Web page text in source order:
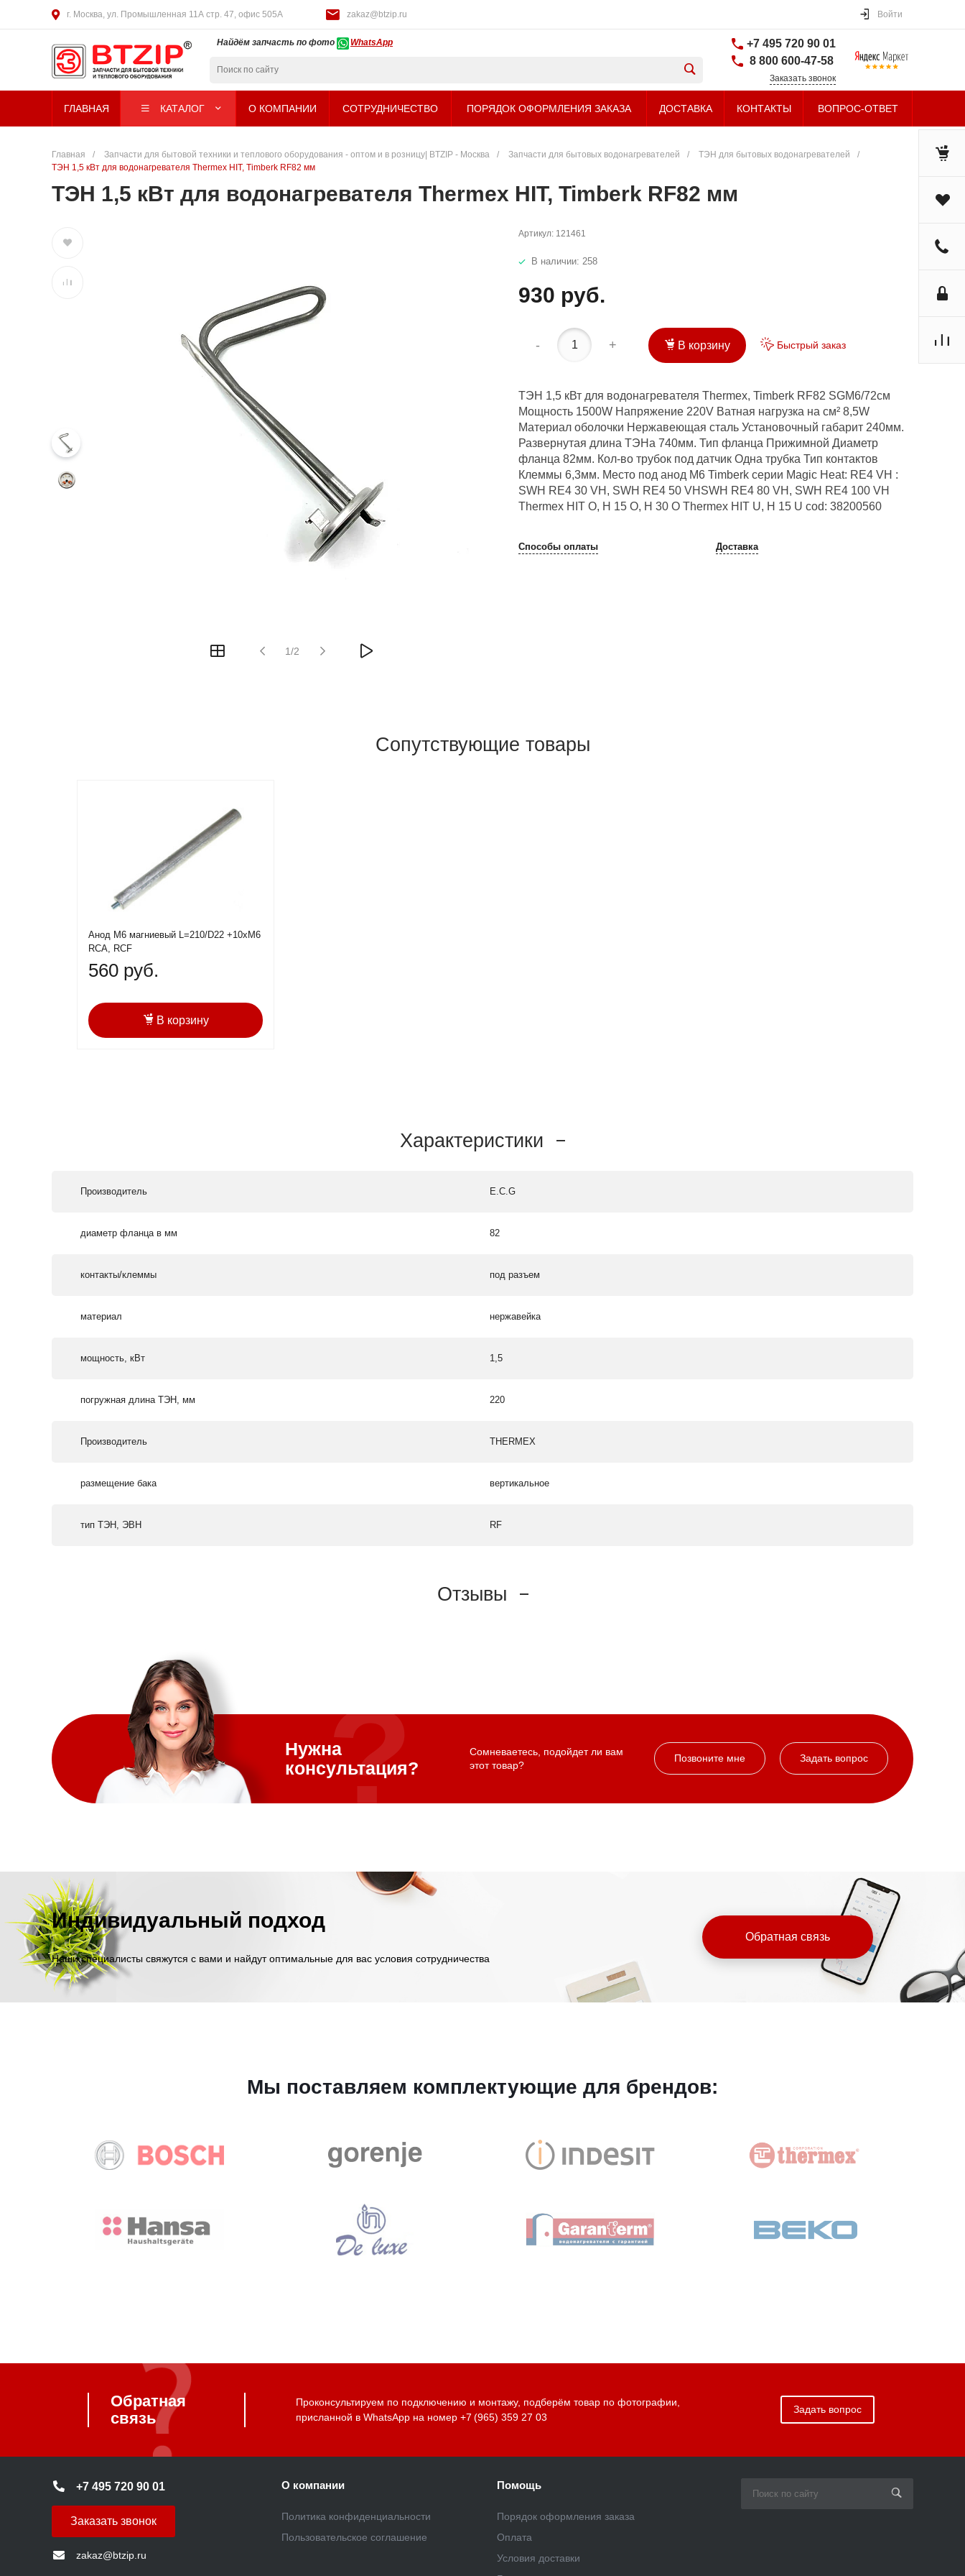
г. Москва, ул. Промышленная 11А стр. 47, офис 505А zakaz@btzip.ru Войти
Найдём запчасть по фото WhatsApp
+7 495 720 90 01
8 800 600-47-58
Заказать звонок
ГЛАВНАЯ КАТАЛОГ О КОМПАНИИ СОТРУДНИЧЕСТВО ПОРЯДОК ОФОРМЛЕНИЯ ЗАКАЗА ДОСТАВКА КОНТАКТЫ ВОПРОС-ОТВЕТ
Главная / Запчасти для бытовой техники и теплового оборудования - оптом и в розницу| BTZIP - Москва / Запчасти для бытовых водонагревателей / ТЭН для бытовых водонагревателей
/
ТЭН 1,5 кВт для водонагревателя Thermex HIT, Timberk RF82 мм
ТЭН 1,5 кВт для водонагревателя Thermex HIT, Timberk RF82 мм
1/2
Артикул: 121461
В наличии: 258
930 руб.
- + В корзину Быстрый заказ
ТЭН 1,5 кВт для водонагревателя Thermex, Timberk RF82 SGМ6/72см
Мощность 1500W Напряжение 220V Ватная нагрузка на см² 8,5W
Материал оболочки Нержавеющая сталь Установочный габарит 240мм.
Развернутая длина ТЭНа 740мм. Тип фланца Прижимной Диаметр
фланца 82мм. Кол-во трубок под датчик Одна трубка Тип контактов
Клеммы 6,3мм. Место под анод М6 Timberk серии Magic Heat: RE4 VH :
SWH RE4 30 VH, SWH RE4 50 VHSWH RE4 80 VH, SWH RE4 100 VH
Thermex HIT O, H 15 O, H 30 O Thermex HIT U, H 15 U cod: 38200560
Способы оплаты Доставка
Сопутствующие товары
Анод М6 магниевый L=210/D22 +10xM6
RCA, RCF
560 руб.
В корзину
Характеристики
Производитель E.C.G
диаметр фланца в мм 82
контакты/клеммы под разъем
материал нержавейка
мощность, кВт 1,5
погружная длина ТЭН, мм 220
Производитель THERMEX
размещение бака вертикальное
тип ТЭН, ЭВН RF
Отзывы
Нужна
консультация?
Сомневаетесь, подойдет ли вам
этот товар?
Позвоните мне Задать вопрос
Индивидуальный подход
Наши специалисты свяжутся с вами и найдут оптимальные для вас условия сотрудничества
Обратная связь
Мы поставляем комплектующие для брендов:
Обратная
связь
Проконсультируем по подключению и монтажу, подберём товар по фотографии,
присланной в WhatsApp на номер +7 (965) 359 27 03
Задать вопрос
+7 495 720 90 01
Заказать звонок
zakaz@btzip.ru
О компании
Политика конфиденциальности
Пользовательское соглашение
Помощь
Порядок оформления заказа
Оплата
Условия доставки